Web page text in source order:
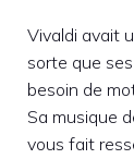
Vivaldi avait
sorte que
besoin de
Sa musique
vous fait